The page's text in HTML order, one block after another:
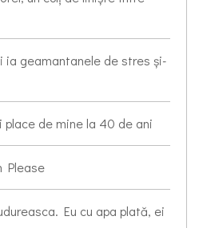
ia geamantanele de stres și-
place de mine la 40 de ani
Please
Eu cu apa plată, ei